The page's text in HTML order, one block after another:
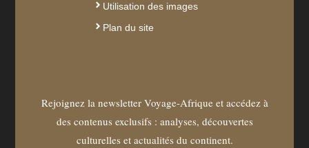
Utilisation des images
Plan du site
Rejoignez la newsletter Voyage-Afrique et accédez à
des contenus exclusifs : analyses, découvertes
culturelles et actualités du continent.